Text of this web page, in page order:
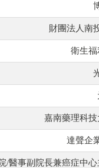
財團法人南
衛生
嘉南藥理科
達聲企
/醫事副院長兼癌症中